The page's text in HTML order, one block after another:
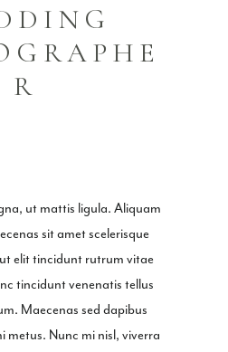
R
ut mattis ligula. Aliquam
sit amet scelerisque
elit tincidunt rutrum vitae
tincidunt venenatis tellus
Maecenas sed dapibus
metus. Nunc mi nisl, viverra